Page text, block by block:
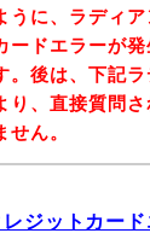
うに、ラディ
ードエラーが
。後は、下記
り、直接質問
せん。
ジットカー